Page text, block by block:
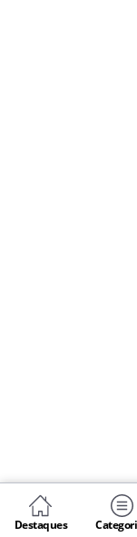
Destaques